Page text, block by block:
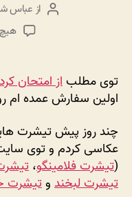
نویسنده
نوشته
از عباس
توی مطلباز امتحان
اولین سفارش عمده ام
چند روز پیش تیشرت
عکاسی کردم و توی
(تیشرت فلامینگو،
تیشرت لبخند وتیشرت